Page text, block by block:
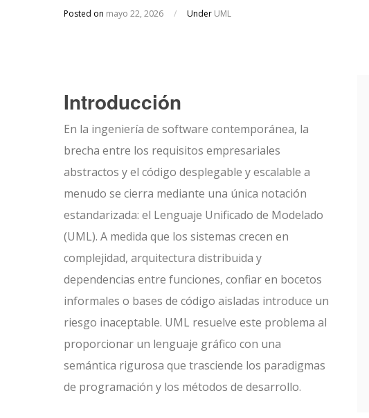
Posted on mayo 22, 2026 / Under UML
Introducción
En la ingeniería de software contemporánea, la
brecha entre los requisitos empresariales
abstractos y el código desplegable y escalable a
menudo se cierra mediante una única notación
estandarizada: el Lenguaje Unificado de Modelado
(UML). A medida que los sistemas crecen en
complejidad, arquitectura distribuida y
dependencias entre funciones, confiar en bocetos
informales o bases de código aisladas introduce un
riesgo inaceptable. UML resuelve este problema al
proporcionar un lenguaje gráfico con una
semántica rigurosa que trasciende los paradigmas
de programación y los métodos de desarrollo.